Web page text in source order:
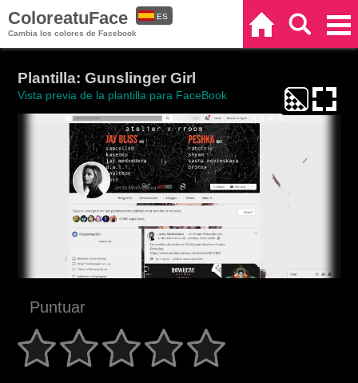
ColoreatuFace
Cambia los colores de Facebook
ES
Plantilla: Gunslinger Girl
Vista previa de la plantilla para FaceBook
Puntuar